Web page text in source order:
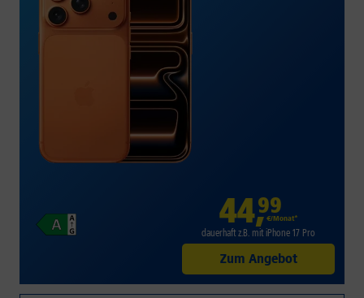
44,99
€/Monat*
dauerhaft z.B. mit iPhone 17 Pro
Zum Angebot